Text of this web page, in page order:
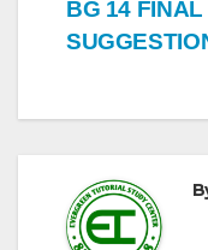
p
o
k
BG 14 FINAL